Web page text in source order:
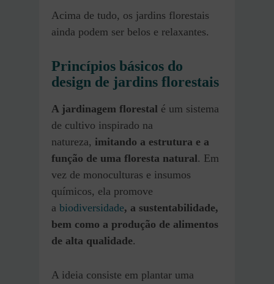
Acima de tudo, os jardins florestais
ainda podem ser belos e relaxantes.
Princípios básicos do
design de jardins florestais
A jardinagem florestal é um sistema
de cultivo inspirado na
natureza, imitando a estrutura e a
função de uma floresta natural. Em
vez de monoculturas e insumos
químicos, ela promove
a biodiversidade, a sustentabilidade,
bem como a produção de alimentos
de alta qualidade.
A ideia consiste em plantar uma